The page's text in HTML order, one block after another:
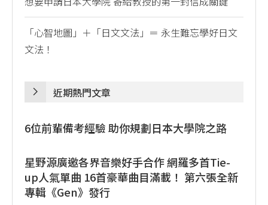
「心智地圖」＋「日文文法」＝ 永生難忘學好日文
文法！
近期熱門文章
6位前輩備考經驗 助你規劃日本大學院之路
星野源廣邀各界音樂好手合作 網羅多首Tie-
up人氣單曲 16首豪華曲目滿載！ 第六張全新
專輯《Gen》發行